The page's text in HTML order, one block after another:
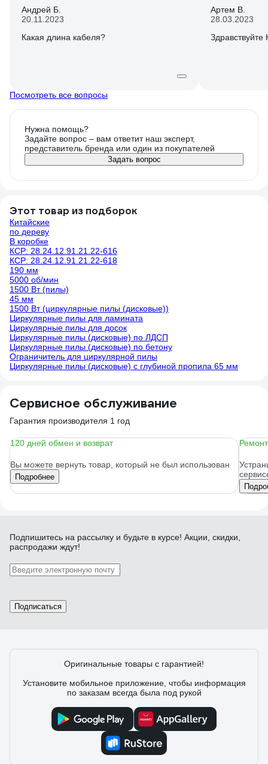
Андрей Б.
20.11.2023
Какая длина кабеля?
Артем В.
28.03.2023
Посмотреть все вопросы
Нужна помощь?
Задайте вопрос – вам ответит наш эксперт,
представитель бренда или один из покупателей
Задать вопрос
Этот товар из подборок
Китайские
по дереву
В коробке
КСР: 28.24.12.91.21.22-616
КСР: 28.24.12.91.21.22-618
190 мм
5000 об/мин
1500 Вт (пилы)
45 мм
1500 Вт (циркулярные пилы (дисковые))
Циркулярные пилы для ламината
Циркулярные пилы для досок
Циркулярные пилы (дисковые) по ЛДСП
Циркулярные пилы (дисковые) по бетону
Ограничитель для циркулярной пилы
Циркулярные пилы (дисковые) с глубиной пропила 65 мм
Сервисное обслуживание
Гарантия производителя 1 год
120 дней обмен и возврат
Вы можете вернуть товар, который не был использован
Подробнее
Подпишитесь на рассылку и будьте в курсе! Акции, скидки,
распродажи ждут!
Подписаться
Оригинальные товары с гарантией!
Установите мобильное приложение, чтобы информация
по заказам всегда была под рукой